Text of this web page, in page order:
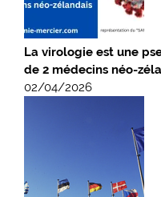
La virologie est une
de 2 médecins néo-
02/04/2026